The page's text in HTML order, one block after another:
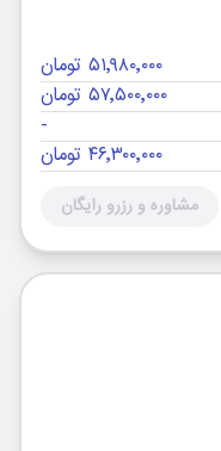
۵۱٬۹۸۰٬۰۰۰ تومان
۵۷٬۵۰۰٬۰۰۰ تومان
-
۴۶٬۳۰۰٬۰۰۰ تومان
مشاوره و رزرو رایگان